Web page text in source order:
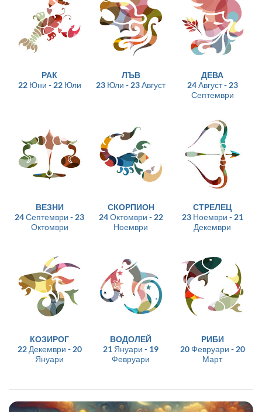
РАК
22 Юни - 22 Юли
ЛЪВ
23 Юли - 23 Август
ДЕВА
24 Август - 23
Септември
ВЕЗНИ
24 Септември - 23
Октомври
СКОРПИОН
24 Октомври - 22
Ноември
СТРЕЛЕЦ
23 Ноември - 21
Декември
КОЗИРОГ
22 Декември - 20
Януари
ВОДОЛЕЙ
21 Януари - 19
Февруари
РИБИ
20 Февруари - 20
Март